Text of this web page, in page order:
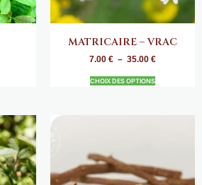
MATRICAIRE – VRAC
7.00 € – 35.00 €
CHOIX DES OPTIONS